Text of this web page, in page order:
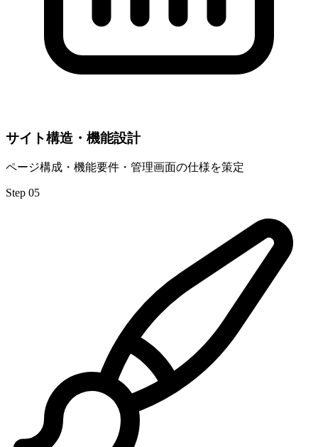
サイト構造・機能設計
ページ構成・機能要件・管理画面の仕様を策定
Step 05